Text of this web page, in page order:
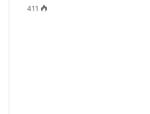
411